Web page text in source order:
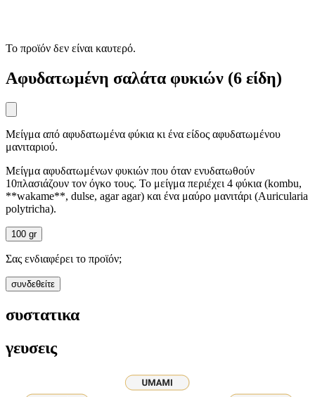
Το προϊόν δεν είναι καυτερό.
Αφυδατωμένη σαλάτα φυκιών (6 είδη)
Μείγμα από αφυδατωμένα φύκια κι ένα είδος αφυδατωμένου
μανιταριού.
Μείγμα αφυδατωμένων φυκιών που όταν ενυδατωθούν
10πλασιάζουν τον όγκο τους. Το μείγμα περιέχει 4 φύκια (kombu,
**wakame**, dulse, agar agar) και ένα μαύρο μανιτάρι (Auricularia
polytricha).
100 gr
Σας ενδιαφέρει το προϊόν;
συνδεθείτε
συστατικα
γευσεις